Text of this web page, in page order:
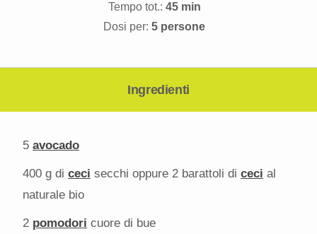
Tempo tot.: 45 min
Dosi per: 5 persone
Ingredienti
5 avocado
400 g di ceci secchi oppure 2 barattoli di ceci al
naturale bio
2 pomodori cuore di bue